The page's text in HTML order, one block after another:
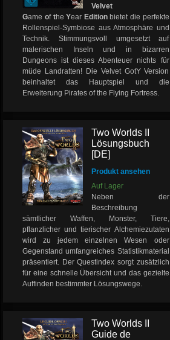
Velvet
Game of the Year Editionbietet die perfekte
Rollenspiel-Symbiose aus Atmosphäre und
Technik. Stimmungsvoll umgesetzt auf
malerischen Inseln und in bizarren
Dungeons ist dieses Abenteuer nichts für
müde Landratten! Die Velvet GotY Version
beinhaltet das Hauptspiel und die
Erweiterung Pirates of the Flying Fortress.
Two Worlds II
Lösungsbuch
[DE]
Produkt ansehen
Auf Lager
Neben der
Beschreibung
sämtlicher Waffen, Monster, Tiere,
pflanzlicher und tierischer Alchemiezutaten
wird zu jedem einzelnen Wesen oder
Gegenstand umfangreiches Statistikmaterial
präsentiert. Der Questindex sorgt zusätzlich
für eine schnelle Übersicht und das gezielte
Auffinden bestimmter Lösungswege.
Two Worlds II
Guide de